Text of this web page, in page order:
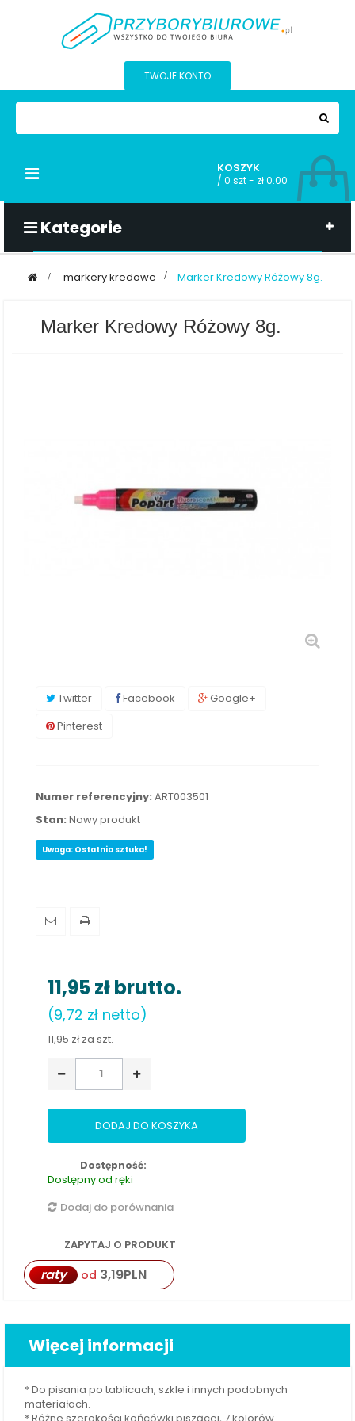
TWOJE KONTO
KOSZYK
/ 0 szt - zł 0.00
Kategorie
Przełącz
> markery kredowe > Marker Kredowy Różowy 8g.
Marker Kredowy Różowy 8g.
Twitter Facebook
Google+
Pinterest
Numer referencyjny: ART003501
Stan: Nowy produkt
Uwaga: Ostatnia sztuka!
11,95 złbrutto.
(9,72 zł netto)
11,95 zł za szt.
DODAJ DO KOSZYKA
Dostępność:
Dostępny od ręki
Dodaj do porównania
ZAPYTAJ O PRODUKT
raty od 3,19PLN
Więcej informacji
* Do pisania po tablicach, szkle i innych podobnych
materiałach.